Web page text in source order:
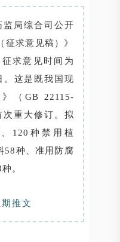
监局综合司公开
求意见稿）》
求意见时间为
。这是既我国现
（GB 22115-
重大修订。拟
120种禁用植
58种、准用防腐
。
推文